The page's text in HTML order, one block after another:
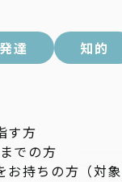
発達 知的
す方
での方
お持ちの方（対象